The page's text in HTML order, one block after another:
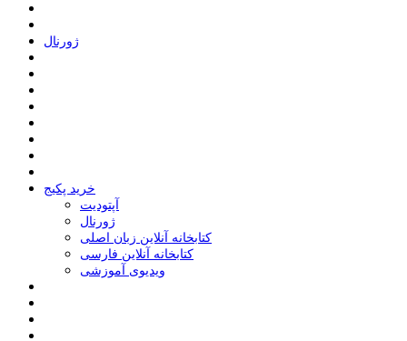
ﮊﻭﺭﻧﺎﻝ
خرید پکیج
ﺁﭘﺘﻮﺩﯾﺖ
ﮊﻭﺭﻧﺎﻝ
کتابخانه آنلاین زبان اصلی
کتابخانه آنلاین فارسی
ویدیوی آموزشی